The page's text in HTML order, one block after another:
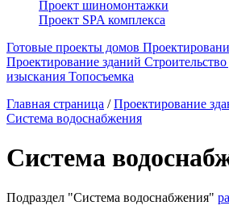
Проект шиномонтажки
Проект SPA комплекса
Готовые проекты домов
Проектирование зданий
изыскания Топосъемка
Главная страница / Проектирование
Система водоснабжения
Система
Подраздел "Система водоснабжения"